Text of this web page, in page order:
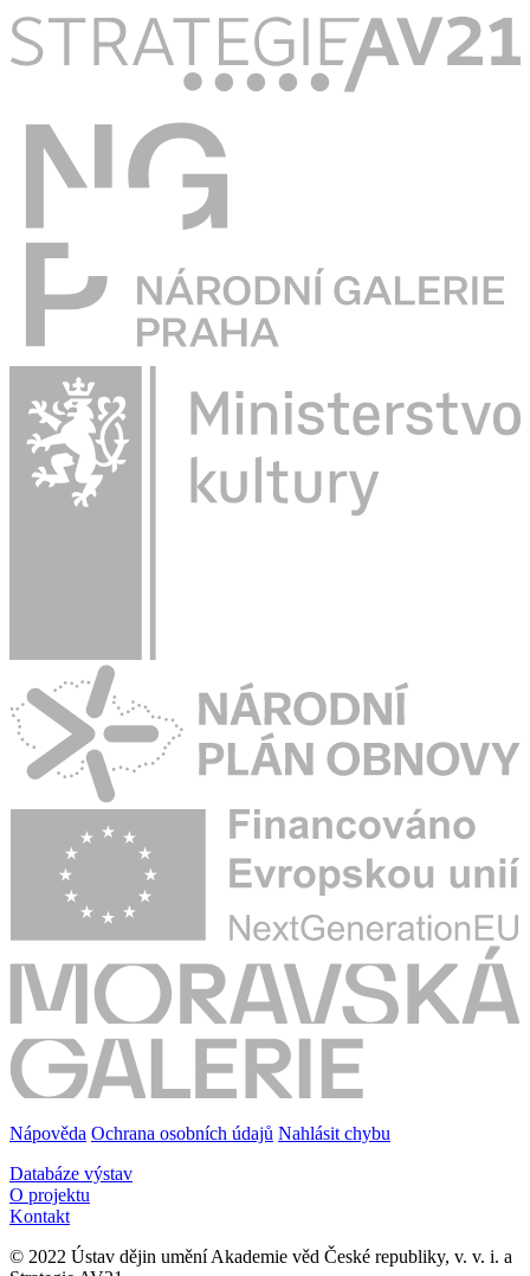
Nápověda Ochrana osobních údajů Nahlásit chybu
Databáze výstav
O projektu
Kontakt
© 2022 Ústav dějin umění Akademie věd České republiky, v. v. i. a